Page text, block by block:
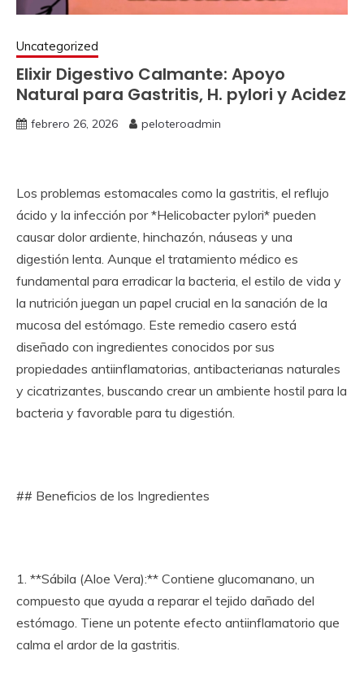
Uncategorized
Elixir Digestivo Calmante: Apoyo
Natural para Gastritis, H. pylori y Acidez
febrero 26, 2026 peloteroadmin
Los problemas estomacales como la gastritis, el reflujo
ácido y la infección por *Helicobacter pylori* pueden
causar dolor ardiente, hinchazón, náuseas y una
digestión lenta. Aunque el tratamiento médico es
fundamental para erradicar la bacteria, el estilo de vida y
la nutrición juegan un papel crucial en la sanación de la
mucosa del estómago. Este remedio casero está
diseñado con ingredientes conocidos por sus
propiedades antiinflamatorias, antibacterianas naturales
y cicatrizantes, buscando crear un ambiente hostil para la
bacteria y favorable para tu digestión.
## Beneficios de los Ingredientes
1. **Sábila (Aloe Vera):** Contiene glucomanano, un
compuesto que ayuda a reparar el tejido dañado del
estómago. Tiene un potente efecto antiinflamatorio que
calma el ardor de la gastritis.